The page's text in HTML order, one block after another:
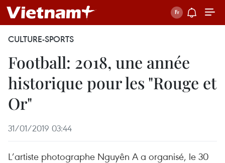
CULTURE-SPORTS
Football: 2018, une année
historique pour les "Rouge et
Or"
31/01/2019 03:44
L’artiste photographe Nguyên A a organisé, le 30